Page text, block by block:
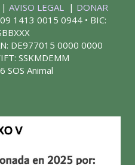
| AVISO LEGAL | DONAR
1413 0015 0944 • BIC:
DE977015 0000 0000
SSKMDEMM
Animal